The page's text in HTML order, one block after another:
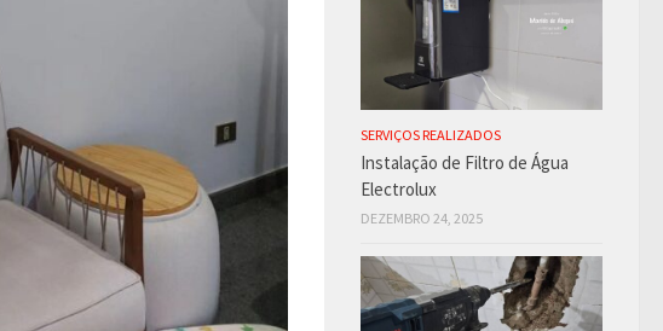
SERVIÇOS REALIZADOS
Instalação de Filtro de Água
Electrolux
DEZEMBRO 24, 2025